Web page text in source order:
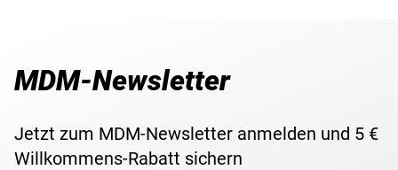
MDM-Newsletter
Jetzt zum MDM-Newsletter anmelden und 5 €
Willkommens-Rabatt sichern